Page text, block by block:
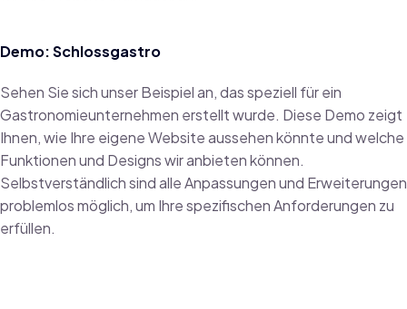
Demo:Schlossgastro
Sehen Sie sich unser Beispiel an, das speziell für ein
Gastronomieunternehmen erstellt wurde. Diese Demo zeigt
Ihnen, wie Ihre eigene Website aussehen könnte und welche
Funktionen und Designs wir anbieten können.
Selbstverständlich sind alle Anpassungen und Erweiterungen
problemlos möglich, um Ihre spezifischen Anforderungen zu
erfüllen.